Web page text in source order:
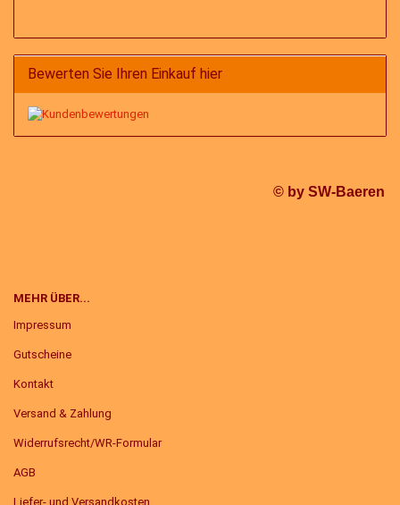
Bewerten Sie Ihren Einkauf hier
© by SW-Baeren
MEHR ÜBER...
Impressum
Gutscheine
Kontakt
Versand & Zahlung
Widerrufsrecht/WR-Formular
AGB
Liefer- und Versandkosten